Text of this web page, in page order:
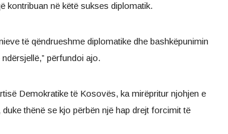
kontribuan në këtë sukses diplomatik.
të qëndrueshme diplomatike dhe bashkëpunimin
përfundoi ajo.
Demokratike të Kosovës, ka mirëpritur njohjen e
thënë se kjo përbën një hap drejt forcimit të